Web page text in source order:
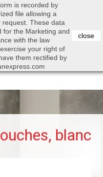

Search
blanc
is recorded by
file allowing a
These data
for the Marketing and
with the law
your right of
them rectified by
close